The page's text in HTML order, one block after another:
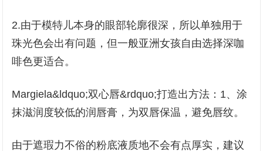
2.由于模特儿本身的眼部轮廓很深，所以单独用于
珠光色会出有问题，但一般亚洲女孩自由选择深咖
啡色更适合。
Margiela&ldquo;双心唇&rdquo;打造出方法：1、涂
抹滋润度较低的润唇膏，为双唇保温，避免唇纹。
由于遮瑕力不俗的粉底液质地不会有点厚实，建议